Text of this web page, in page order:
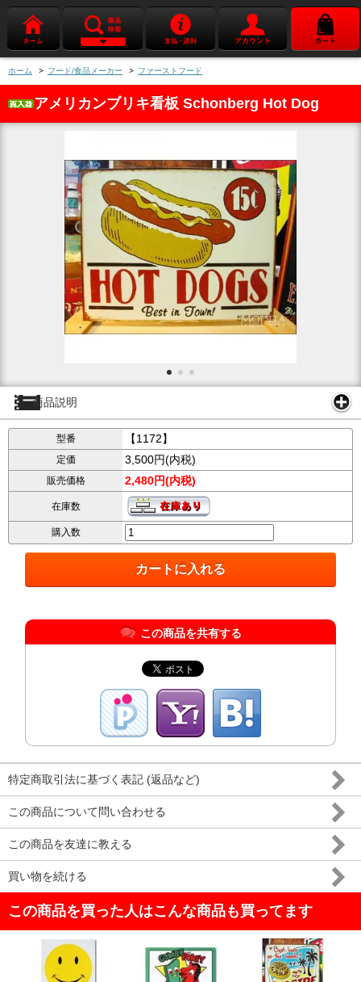
ホーム > フード/食品メーカー > ファーストフード
アメリカンブリキ看板 Schonberg Hot Dog
商品説明
型番 【1172】
定価 3,500円(内税)
販売価格 2,480円(内税)
在庫数
購入数
この商品を共有する
特定商取引法に基づく表記 (返品など)
この商品について問い合わせる
この商品を友達に教える
買い物を続ける
この商品を買った人はこんな商品も買ってます